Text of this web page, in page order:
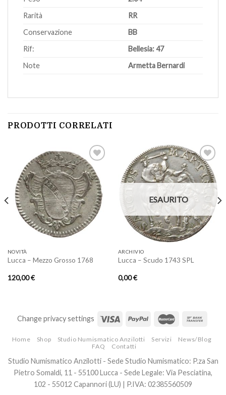
Rarità
RR
Conservazione
BB
Rif:
Bellesia: 47
Note
Armetta Bernardi
PRODOTTI CORRELATI
Aggiungi
a lista
dei
desideri
NOVITÀ
Lucca – Mezzo Grosso 1768
120,00€
Aggiungi
a lista
dei
desideri
ESAURITO
ARCHIVIO
Lucca – Scudo 1743 SPL
0,00€
Change privacy settings
Home Shop Studio Numismatico Anzilotti Servizi
News/Blog
FAQ
Contatti
Studio Numismatico Anzilotti - Sede Studio Numismatico: P.za San
Pietro Somaldi, 11 - 55100 Lucca - Sede Legale: Via Pesciatina,
102 - 55012 Capannori (LU) | P.IVA: 02385560509